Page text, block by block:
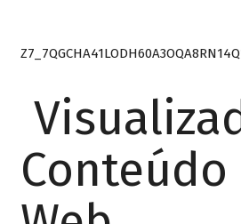
Conteúdo